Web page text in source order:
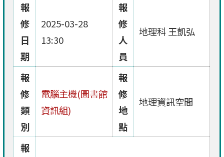
報
修
日
期
2025-03-28
13:30
報
修
人
員
地理科 王凱弘
報
修
類
別
電腦主機(圖書館
資訊組)
報
修
地
點
地理資訊空間
報